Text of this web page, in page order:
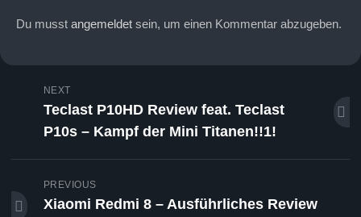
Du musst angemeldet sein, um einen Kommentar abzugeben.
NEXT
Teclast P10HD Review feat. Teclast
P10s – Kampf der Mini Titanen!!1!
PREVIOUS
Xiaomi Redmi 8 – Ausführliches Review